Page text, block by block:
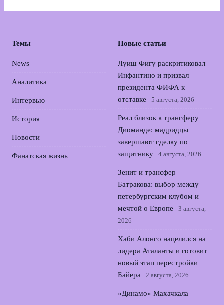
Темы
News
Аналитика
Интервью
История
Новости
Фанатская жизнь
Новые статьи
Луиш Фигу раскритиковал
Инфантино и призвал
президента ФИФА к
отставке
5 августа, 2026
Реал близок к трансферу
Диоманде: мадридцы
завершают сделку по
защитнику
4 августа, 2026
Зенит и трансфер
Батракова: выбор между
петербургским клубом и
мечтой о Европе
3 августа,
2026
Хаби Алонсо нацелился на
лидера Аталанты и готовит
новый этап перестройки
Байера
2 августа, 2026
«Динамо» Махачкала —